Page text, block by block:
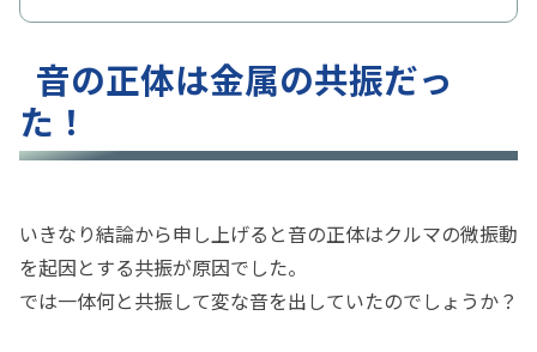
音の正体は金属の共振だっ
た！
いきなり結論から申し上げると音の正体はクルマの微振動
を起因とする共振が原因でした。
では一体何と共振して変な音を出していたのでしょうか？